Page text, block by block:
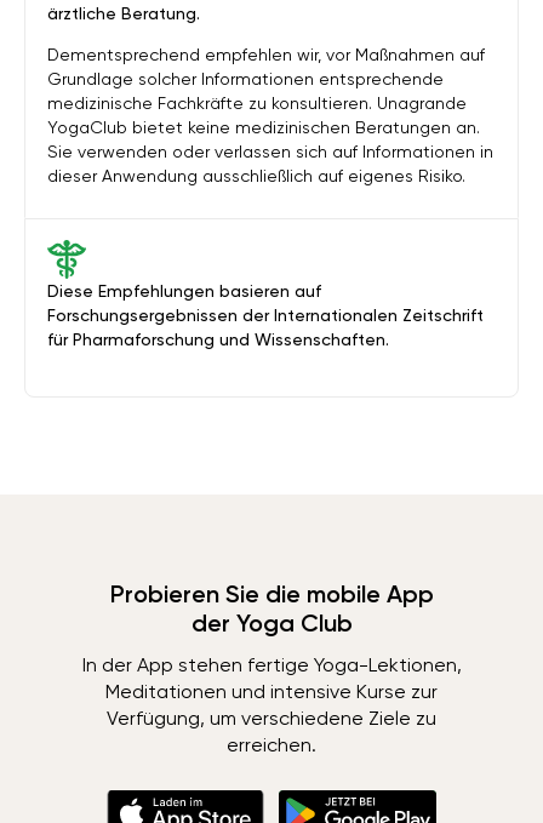
Diese Empfehlungen basieren auf
Forschungsergebnissen der Internationalen Zeitschrift
für Pharmaforschung und Wissenschaften.
ärztliche Beratung.
Dementsprechend empfehlen wir, vor Maßnahmen auf
Grundlage solcher Informationen entsprechende
medizinische Fachkräfte zu konsultieren. Unagrande
YogaClub bietet keine medizinischen Beratungen an.
Sie verwenden oder verlassen sich auf Informationen in
dieser Anwendung ausschließlich auf eigenes Risiko.
Probieren Sie die mobile App
der Yoga Club
In der App stehen fertige Yoga-Lektionen,
Meditationen und intensive Kurse zur
Verfügung, um verschiedene Ziele zu
erreichen.